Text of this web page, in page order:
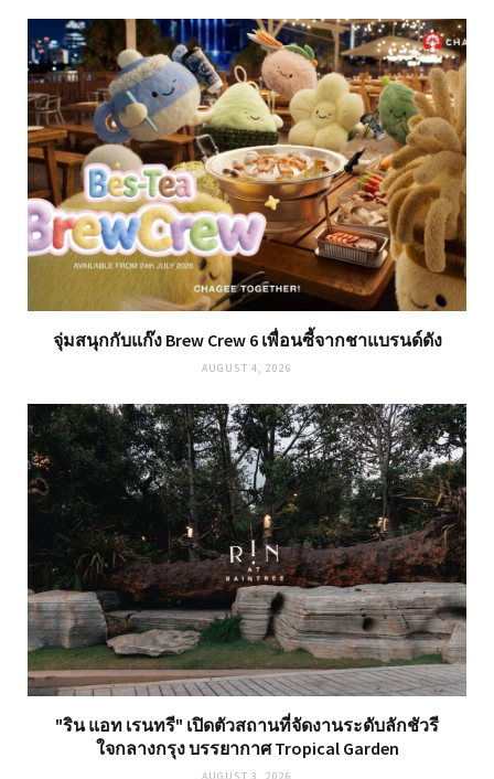
จุ่มสนุกกับแก๊ง Brew Crew 6 เพื่อนซี้จากชาแบรนด์ดัง
AUGUST 4, 2026
"ริน แอท เรนทรี" เปิดตัวสถานที่จัดงานระดับลักชัวรี
ใจกลางกรุง บรรยากาศ Tropical Garden